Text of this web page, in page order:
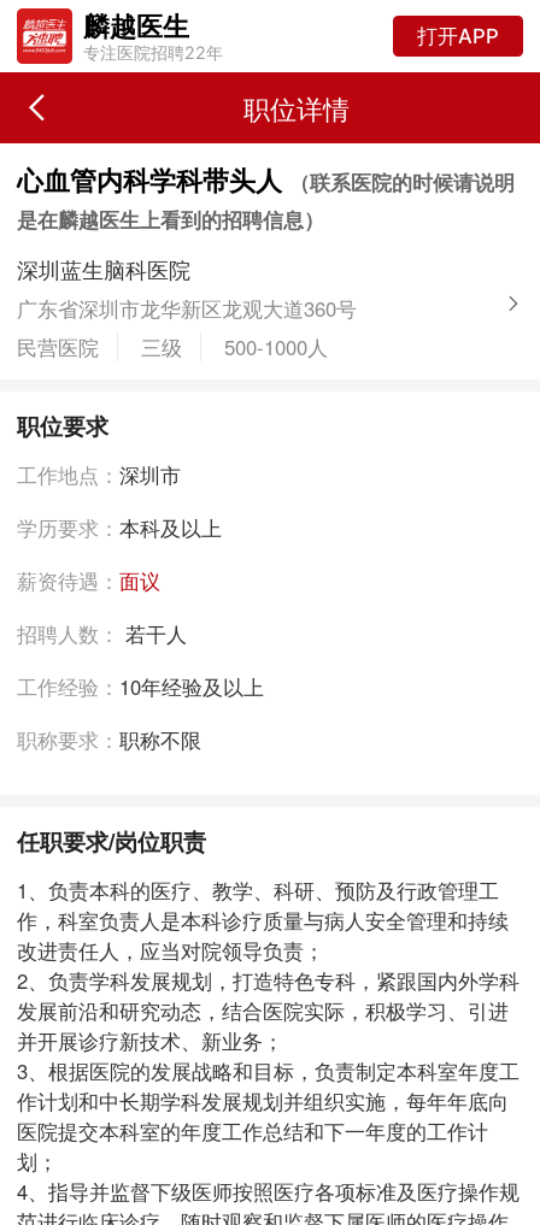
麟越医生
专注医院招聘22年
打开APP
职位详情
心血管内科学科带头人
（联系医院的时候请说明
是在麟越医生上看到的招聘信息）
深圳蓝生脑科医院
广东省深圳市龙华新区龙观大道360号
民营医院
三级 500-1000人
职位要求
工作地点：深圳市
学历要求：本科及以上
薪资待遇：面议
招聘人数：若干人
工作经验： 10年经验及以上
职称要求：职称不限
任职要求/岗位职责
1、负责本科的医疗、教学、科研、预防及行政管理工
作，科室负责人是本科诊疗质量与病人安全管理和持续
改进责任人，应当对院领导负责；
2、负责学科发展规划，打造特色专科，紧跟国内外学科
发展前沿和研究动态，结合医院实际，积极学习、引进
并开展诊疗新技术、新业务；
3、根据医院的发展战略和目标，负责制定本科室年度工
作计划和中长期学科发展规划并组织实施，每年年底向
医院提交本科室的年度工作总结和下一年度的工作计
划；
4、指导并监督下级医师按照医疗各项标准及医疗操作规